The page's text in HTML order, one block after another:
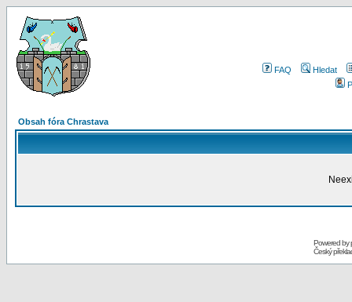
FAQ
Hledat
Obsah fóra Chrastava
Powered by
Český